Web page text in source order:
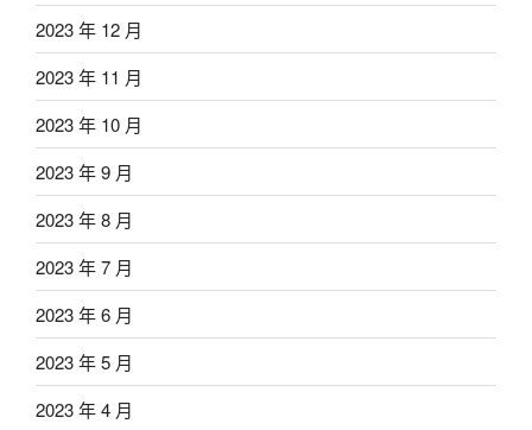
2023 年 12 月
2023 年 11 月
2023 年 10 月
2023 年 9 月
2023 年 8 月
2023 年 7 月
2023 年 6 月
2023 年 5 月
2023 年 4 月